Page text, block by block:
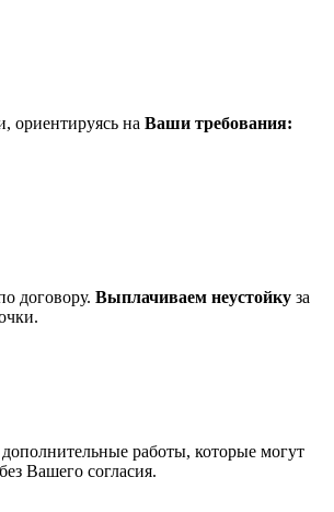
ориентируясь на Ваши требования:
договору. Выплачиваем неустойку за
работы, которые могут
Вашего согласия.